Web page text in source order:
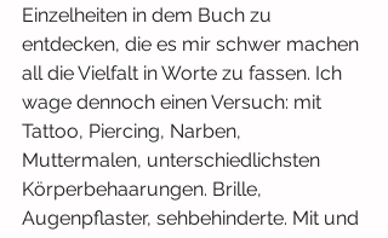
Einzelheiten in dem Buch zu
entdecken, die es mir schwer machen
all die Vielfalt in Worte zu fassen. Ich
wage dennoch einen Versuch: mit
Tattoo, Piercing, Narben,
Muttermalen, unterschiedlichsten
Körperbehaarungen. Brille,
Augenpflaster, sehbehinderte. Mit und